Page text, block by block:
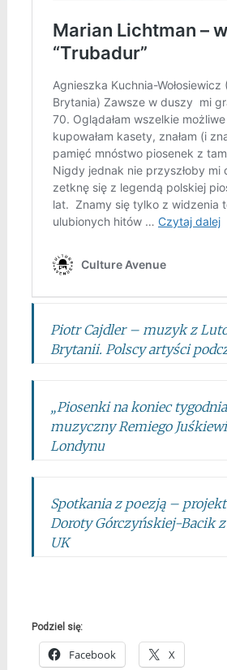
Piotr Cajdler – muzyk z
Brytanii. Polscy artyści
„Piosenki na koniec
muzyczny Remiego
Londynu
Spotkania z poezją –
Doroty Górczyńskiej-Bacik
UK
Podziel się:
Facebook X